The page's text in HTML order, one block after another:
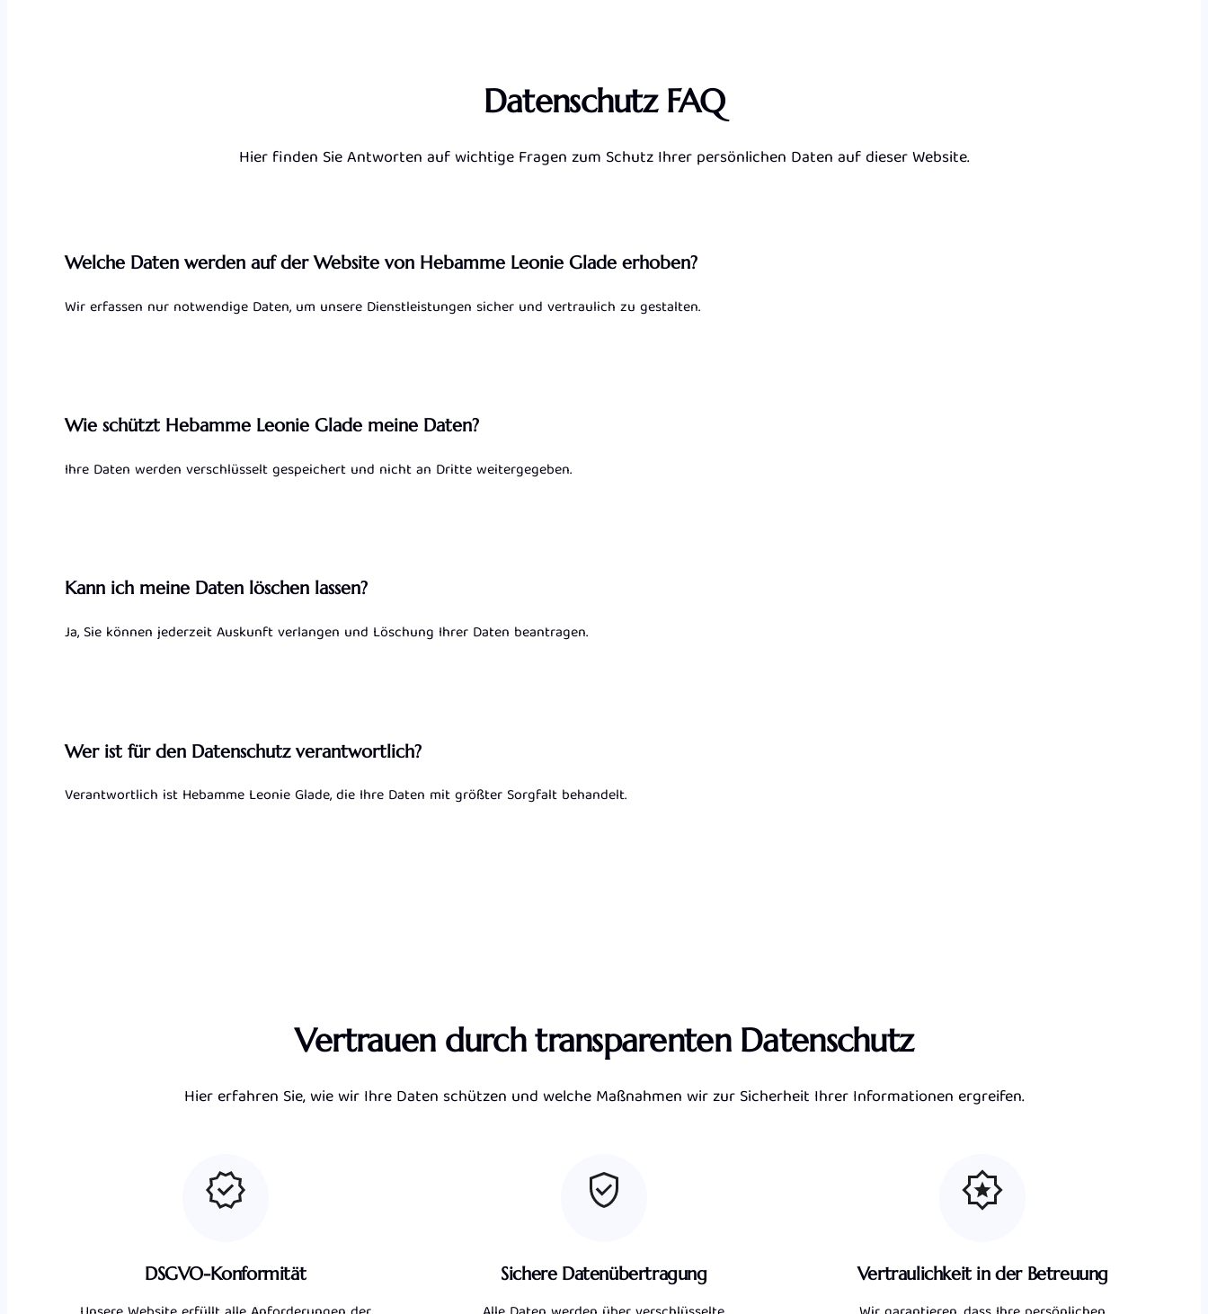
Datenschutz FAQ
Hier finden Sie Antworten auf wichtige Fragen zum Schutz Ihrer persönlichen Daten auf dieser Website.
Welche Daten werden auf der Website von Hebamme Leonie Glade erhoben?
Wir erfassen nur notwendige Daten, um unsere Dienstleistungen sicher und vertraulich zu gestalten.
Wie schützt Hebamme Leonie Glade meine Daten?
Ihre Daten werden verschlüsselt gespeichert und nicht an Dritte weitergegeben.
Kann ich meine Daten löschen lassen?
Ja, Sie können jederzeit Auskunft verlangen und Löschung Ihrer Daten beantragen.
Wer ist für den Datenschutz verantwortlich?
Verantwortlich ist Hebamme Leonie Glade, die Ihre Daten mit größter Sorgfalt behandelt.
Vertrauen durch transparenten Datenschutz
Hier erfahren Sie, wie wir Ihre Daten schützen und welche Maßnahmen wir zur Sicherheit Ihrer Informationen ergreifen.
DSGVO-Konformität Sichere Datenübertragung Vertraulichkeit in der Betreuung